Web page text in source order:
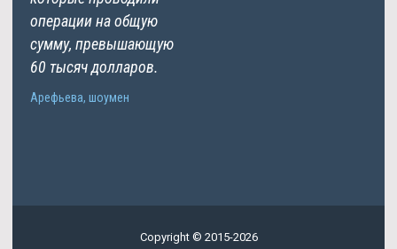
операции на общую
сумму, превышающую
60 тысяч долларов.
Арефьева, шоумен
Copyright © 2015-2026